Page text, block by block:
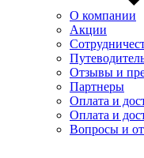
О компании
Акции
Отзывы и
Партнеры
Оплата и
Оплата и
Вопросы и